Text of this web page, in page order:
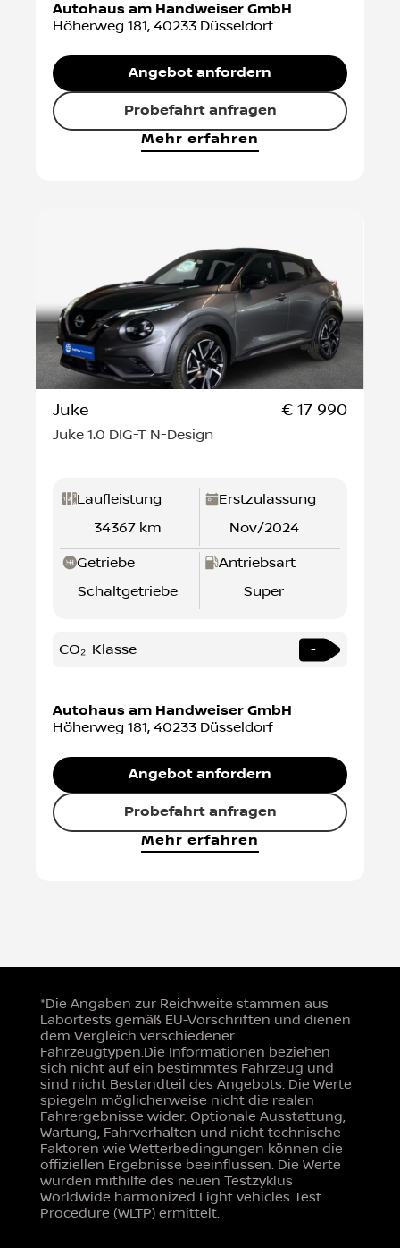
Autohaus am Handweiser GmbH
Höherweg 181,40233 Düsseldorf
Angebot anfordern
Probefahrt anfragen
Mehr erfahren
Juke € 17 990
Juke 1.0 DIG-T N-Design
Laufleistung
34367 km
Erstzulassung
Nov/2024
Getriebe
Schaltgetriebe
Antriebsart
Super
CO₂-Klasse -
Autohaus am Handweiser GmbH
Höherweg 181,40233 Düsseldorf
Angebot anfordern
Probefahrt anfragen
Mehr erfahren
*Die Angaben zur Reichweite stammen aus
Labortests gemäß EU-Vorschriften und dienen
dem Vergleich verschiedener
Fahrzeugtypen.Die Informationen beziehen
sich nicht auf ein bestimmtes Fahrzeug und
sind nicht Bestandteil des Angebots. Die Werte
spiegeln möglicherweise nicht die realen
Fahrergebnisse wider. Optionale Ausstattung,
Wartung, Fahrverhalten und nicht technische
Faktoren wie Wetterbedingungen können die
offiziellen Ergebnisse beeinflussen. Die Werte
wurden mithilfe des neuen Testzyklus
Worldwide harmonized Light vehicles Test
Procedure (WLTP) ermittelt.